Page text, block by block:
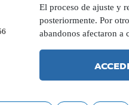
El proceso de ajuste y
posteriormente. Por
abandonos afectaron a